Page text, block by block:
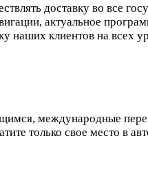
доставку во все
актуальное
наших клиентов на всех
международные
только свое место в